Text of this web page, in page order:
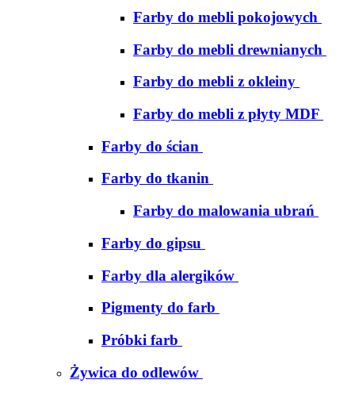
Farby do mebli pokojowych
Farby do mebli drewnianych
Farby do mebli z okleiny
Farby do mebli z płyty MDF
Farby do ścian
Farby do tkanin
Farby do malowania ubrań
Farby do gipsu
Farby dla alergików
Pigmenty do farb
Próbki farb
Żywica do odlewów